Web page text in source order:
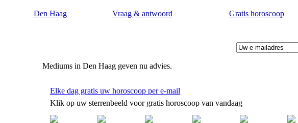
Den Haag Vraag & antwoord Gratis horoscoop
Mediums in Den Haag geven nu advies.
Elke dag gratis uw horoscoop per e-mail
Klik op uw sterrenbeeld voor gratis horoscoop van vandaag